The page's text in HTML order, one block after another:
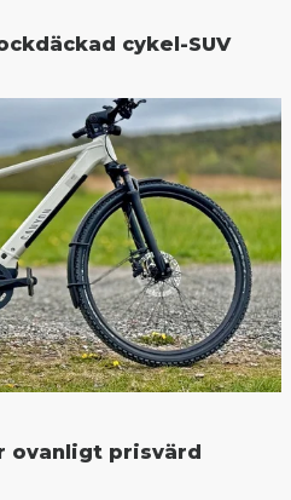
cykel-SUV
ovanligt prisvärd